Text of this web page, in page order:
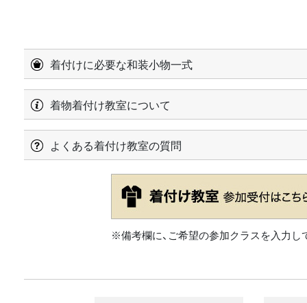
着付けに必要な和装小物一式
着物着付け教室について
よくある着付け教室の質問
※備考欄に、ご希望の参加クラスを入力し